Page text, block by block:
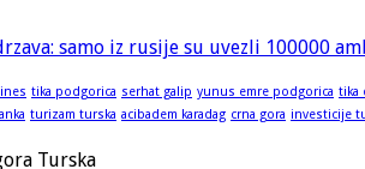
samo iz rusije su uvezli 100000
tika podgorica serhat galip yunus emre podgorica tika
turizam turska acibadem karadag crna gora investicije